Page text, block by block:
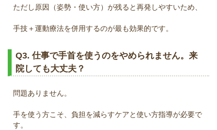
ただし原因（姿勢・使い方）が残ると再発しやすいため、
手技＋運動療法を併用するのが最も効果的です。
Q3. 仕事で手首を使うのをやめられません。来
院しても大丈夫？
問題ありません。
手を使う方こそ、負担を減らすケアと使い方指導が必要で
す。